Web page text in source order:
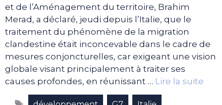
et de l’Aménagement du territoire, Brahim
Merad, a déclaré, jeudi depuis l’Italie, que le
traitement du phénomène de la migration
clandestine était inconcevable dans le cadre de
mesures conjoncturelles, car exigeant une vision
globale visant principalement à traiter ses
causes profondes, en réunissant … Lire la suite
Étiquettes